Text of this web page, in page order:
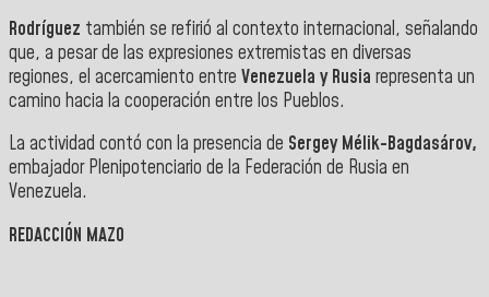
Rodríguez también se refirió al contexto internacional, señalando
que, a pesar de las expresiones extremistas en diversas
regiones, el acercamiento entre Venezuela y Rusia representa un
camino hacia la cooperación entre los Pueblos.
La actividad contó con la presencia de Sergey Mélik-Bagdasárov,
embajador Plenipotenciario de la Federación de Rusia en
Venezuela.
REDACCIÓN MAZO